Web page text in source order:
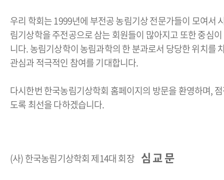
우리 학회는 1999년에 부전공 농림기상 전문가들이 모여서
림기상학을 주전공으로 삼는 회원들이 많아지고 또한 중심
니다.농림기상학이 농림과학의 한 분과로서 당당한 위치를
관심과 적극적인 참여를 기대합니다.
다시한번 한국농림기상학회 홈페이지의 방문을 환영하며,
도록 최선을 다하겠습니다.
(사) 한국농림기상학회 제14대 회장 심 교 문